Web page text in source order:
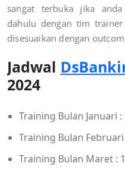
sangat terbuka jika
dahulu dengan tim
disesuaikan dengan
Jadwal
2024
Training Bulan Januari :
Training Bulan
Training Bulan Maret :